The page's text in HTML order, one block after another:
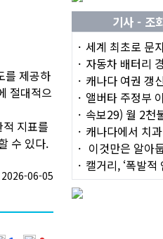
를 제공하
절대적으
지표를
수 있다.
06-05
기사 - 조
세계 최초로 문
자동차 배터리
캐나다 여권 갱
앨버타 주정부
속보29) 월 2천
캐나다에서 치
이것만은 알아
캘거리, ‘폭발